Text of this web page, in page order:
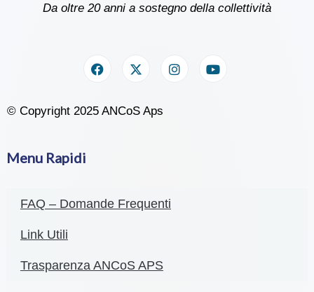
Da oltre 20 anni a sostegno della collettività
© Copyright 2025 ANCoS Aps
Menu Rapidi
FAQ – Domande Frequenti
Link Utili
Trasparenza ANCoS APS